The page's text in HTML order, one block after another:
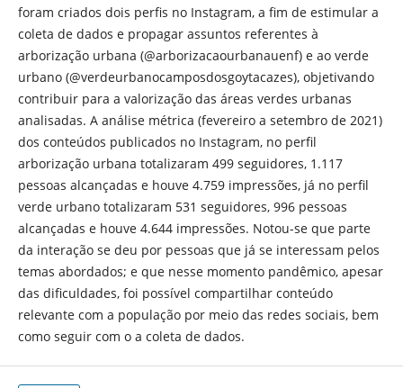
foram criados dois perfis no Instagram, a fim de estimular a
coleta de dados e propagar assuntos referentes à
arborização urbana (@arborizacaourbanauenf) e ao verde
urbano (@verdeurbanocamposdosgoytacazes), objetivando
contribuir para a valorização das áreas verdes urbanas
analisadas. A análise métrica (fevereiro a setembro de 2021)
dos conteúdos publicados no Instagram, no perfil
arborização urbana totalizaram 499 seguidores, 1.117
pessoas alcançadas e houve 4.759 impressões, já no perfil
verde urbano totalizaram 531 seguidores, 996 pessoas
alcançadas e houve 4.644 impressões. Notou-se que parte
da interação se deu por pessoas que já se interessam pelos
temas abordados; e que nesse momento pandêmico, apesar
das dificuldades, foi possível compartilhar conteúdo
relevante com a população por meio das redes sociais, bem
como seguir com o a coleta de dados.